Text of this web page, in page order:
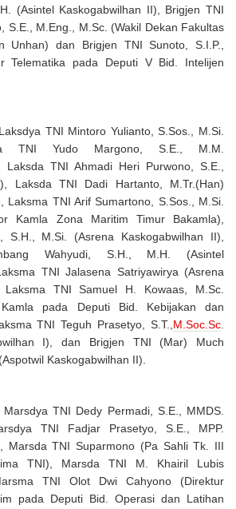
(Asintel Kaskogabwilhan II), Brigjen TNI
S.E., M.Eng., M.Sc. (Wakil Dekan Fakultas
Unhan) dan Brigjen TNI Sunoto, S.I.P.,
Telematika pada Deputi V Bid. Intelijen
TNI Mintoro Yulianto, S.Sos., M.Si.
TNI Yudo Margono, S.E., M.M.
Laksda TNI Ahmadi Heri Purwono, S.E.,
Laksda TNI Dadi Hartanto, M.Tr.(Han)
Laksma TNI Arif Sumartono, S.Sos., M.Si.
Kamla Zona Maritim Timur Bakamla),
S.H., M.Si. (Asrena Kaskogabwilhan II),
Wahyudi, S.H., M.H. (Asintel
TNI Jalasena Satriyawirya (Asrena
Laksma TNI Samuel H. Kowaas, M.Sc.
pada Deputi Bid. Kebijakan dan
TNI Teguh Prasetyo, S.T., M.Soc.Sc
I), dan Brigjen TNI (Mar) Much
Kaskogabwilhan II).
TNI Dedy Permadi, S.E., MMDS.
TNI Fadjar Prasetyo, S.E., MPP.
Marsda TNI Suparmono (Pa Sahli Tk. III
TNI), Marsda TNI M. Khairil Lubis
TNI Olot Dwi Cahyono (Direktur
pada Deputi Bid. Operasi dan Latihan